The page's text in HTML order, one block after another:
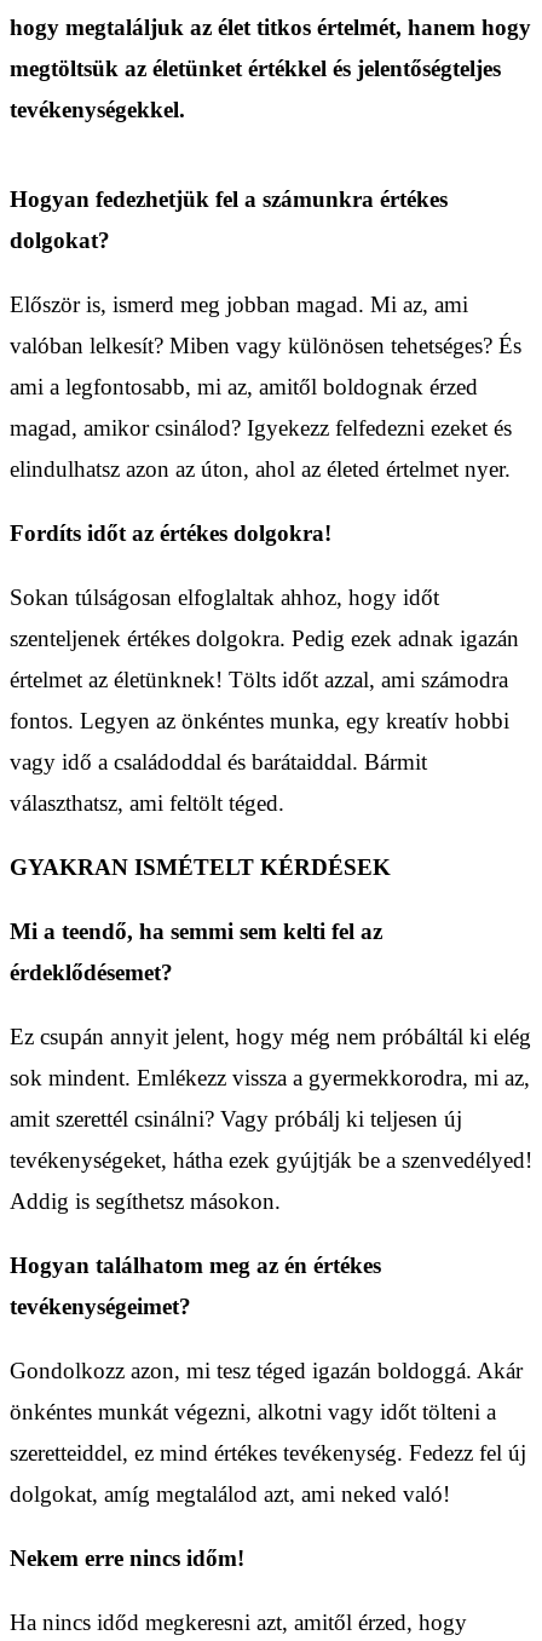
hogy megtaláljuk az élet titkos értelmét, hanem hogy
megtöltsük az életünket értékkel és jelentőségteljes
tevékenységekkel.
Hogyan fedezhetjük fel a számunkra értékes
dolgokat?
Először is, ismerd meg jobban magad. Mi az, ami
valóban lelkesít? Miben vagy különösen tehetséges? És
ami a legfontosabb, mi az, amitől boldognak érzed
magad, amikor csinálod? Igyekezz felfedezni ezeket és
elindulhatsz azon az úton, ahol az életed értelmet nyer.
Fordíts időt az értékes dolgokra!
Sokan túlságosan elfoglaltak ahhoz, hogy időt
szenteljenek értékes dolgokra. Pedig ezek adnak igazán
értelmet az életünknek! Tölts időt azzal, ami számodra
fontos. Legyen az önkéntes munka, egy kreatív hobbi
vagy idő a családoddal és barátaiddal. Bármit
választhatsz, ami feltölt téged.
GYAKRAN ISMÉTELT KÉRDÉSEK
Mi a teendő, ha semmi sem kelti fel az
érdeklődésemet?
Ez csupán annyit jelent, hogy még nem próbáltál ki elég
sok mindent. Emlékezz vissza a gyermekkorodra, mi az,
amit szerettél csinálni? Vagy próbálj ki teljesen új
tevékenységeket, hátha ezek gyújtják be a szenvedélyed!
Addig is segíthetsz másokon.
Hogyan találhatom meg az én értékes
tevékenységeimet?
Gondolkozz azon, mi tesz téged igazán boldoggá. Akár
önkéntes munkát végezni, alkotni vagy időt tölteni a
szeretteiddel, ez mind értékes tevékenység. Fedezz fel új
dolgokat, amíg megtalálod azt, ami neked való!
Nekem erre nincs időm!
Ha nincs időd megkeresni azt, amitől érzed, hogy